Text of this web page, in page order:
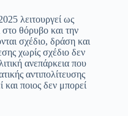
λειτουργεί ως
στο θόρυβο και την
σχέδιο, δράση και
χωρίς σχέδιο δεν
ανεπάρκεια που
αντιπολίτευσης
και ποιος δεν μπορεί